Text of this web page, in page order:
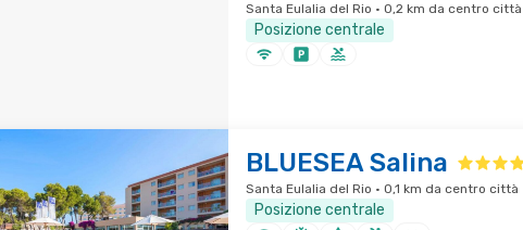
Santa Eulalia del Rio · 0,2 km da centro città
Posizione centrale
BLUESEA Salina
Santa Eulalia del Rio · 0,1 km da centro città
Posizione centrale